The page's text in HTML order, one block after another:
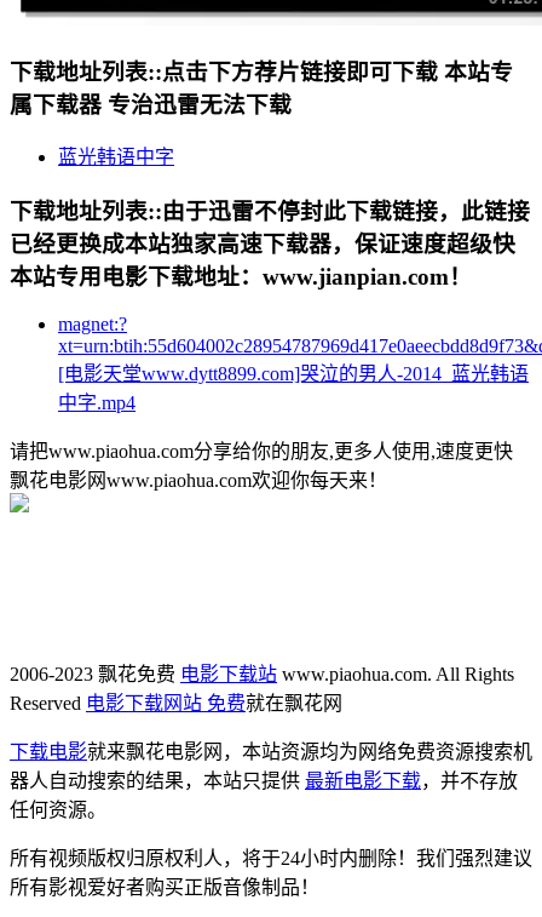
下载地址列表::点击下方荐片链接即可下载 本站专
属下载器 专治迅雷无法下载
蓝光韩语中字
下载地址列表::由于迅雷不停封此下载链接，此链接
已经更换成本站独家高速下载器，保证速度超级快
本站专用电影下载地址：www.jianpian.com！
magnet:?
[电影天堂www.dytt8899.com]哭泣的男人-2014_蓝光韩语
中字.mp4
请把www.piaohua.com分享给你的朋友,更多人使用,速度更快
飘花电影网www.piaohua.com欢迎你每天来！
2006-2023 飘花免费 电影下载站 www.piaohua.com. All Rights
Reserved 电影下载网站 免费就在飘花网
下载电影就来飘花电影网，本站资源均为网络免费资源搜索机
器人自动搜索的结果，本站只提供 最新电影下载，并不存放
任何资源。
所有视频版权归原权利人，将于24小时内删除！我们强烈建议
所有影视爱好者购买正版音像制品！